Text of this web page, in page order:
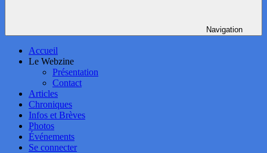
Navigation
Accueil
Le Webzine
Présentation
Contact
Articles
Chroniques
Infos et Brèves
Photos
Événements
Se connecter